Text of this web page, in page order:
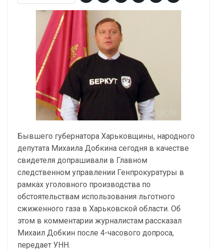
Бывшего губернатора Харьковщины, народного
депутата Михаила Добкина сегодня в качестве
свидетеля допрашивали в Главном
следственном управлении Генпрокуратуры в
рамках уголовного производства по
обстоятельствам использования льготного
сжиженного газа в Харьковской области. Об
этом в комментарии журналистам рассказал
Михаил Добкин после 4-часового допроса,
передает УНН.